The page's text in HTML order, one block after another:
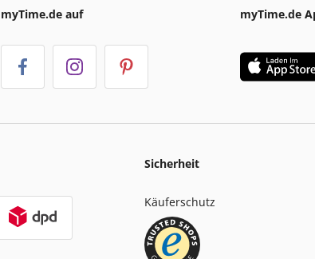
myTime.de auf myTime.de
Sicherheit
Käuferschutz